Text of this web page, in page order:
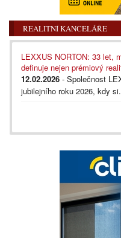
REALITNÍ KANCELÁŘE
LEXXUS NORTON: 33 let,
definuje nejen prémiový
12.02.2026 - Společnost
jubilejního roku 2026, kdy